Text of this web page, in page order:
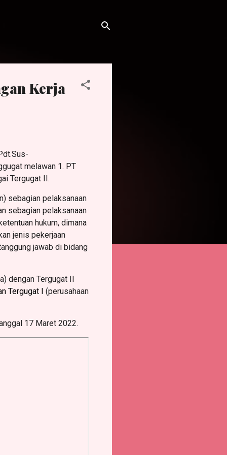
Kerja
melawan 1. PT
Tergugat II.
sebagian pelaksanaan
sebagian pelaksanaan
hukum, dimana
jenis pekerjaan
jawab di bidang
dengan Tergugat II
Tergugat I (perusahaan
17 Maret 2022.